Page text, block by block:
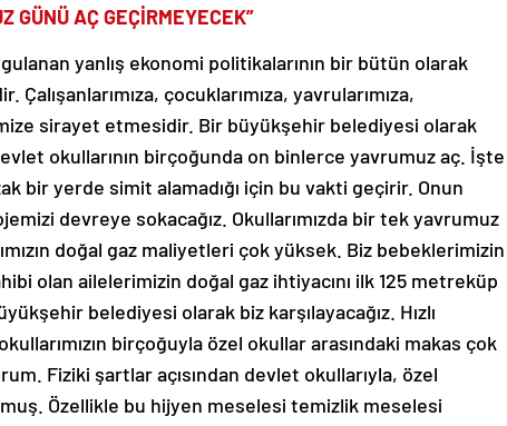
GÜNÜ AÇ GEÇİRMEYECEK”
yanlış ekonomi politikalarının bir bütün olarak
çocuklarımıza, yavrularımıza,
sirayet etmesidir. Bir büyükşehir belediyesi olarak
okullarının birçoğunda on binlerce yavrumuz aç. İşte
bir yerde simit alamadığı için bu vakti geçirir. Onun
devreye sokacağız. Okullarımızda bir tek yavrumuz
doğal gaz maliyetleri çok yüksek. Biz bebeklerimizin
olan ailelerimizin doğal gaz ihtiyacını ilk 125 metreküp
belediyesi olarak biz karşılayacağız. Hızlı
birçoğuyla özel okullar arasındaki makas çok
Fiziki şartlar açısından devlet okullarıyla, özel
Özellikle bu hijyen meselesi temizlik meselesi